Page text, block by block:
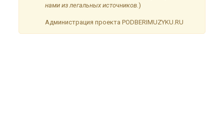
нами из легальных источников.)
Администрация проекта PODBERIMUZYKU.RU